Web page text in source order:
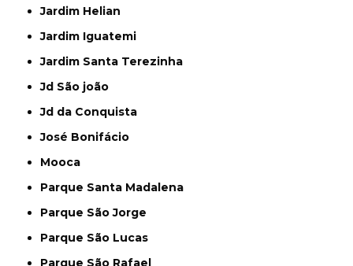
Jardim Helian
Jardim Iguatemi
Jardim Santa Terezinha
Jd São joão
Jd da Conquista
José Bonifácio
Mooca
Parque Santa Madalena
Parque São Jorge
Parque São Lucas
Parque São Rafael